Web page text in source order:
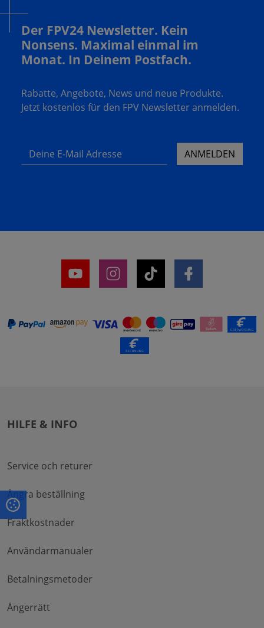
Der FPV24 Newsletter. Kein
Nonsens. Maximal einmal im
Monat. In Deinem Postfach.
Rabatte, Angebote, News und neue Produkte.
Jetzt kostenlos für den FPV Newsletter anmelden.
Deine E-Mail Adresse ANMELDEN
HILFE & INFO
Service och returer
Ångra beställning
Fraktkostnader
Användarmanualer
Betalningsmetoder
Ångerrätt